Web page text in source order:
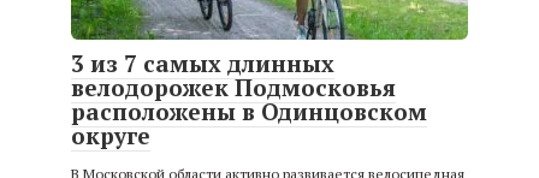
3 из 7 самых длинных
велодорожек Подмосковья
расположены в Одинцовском
округе
В Московской области активно развивается велосипедная